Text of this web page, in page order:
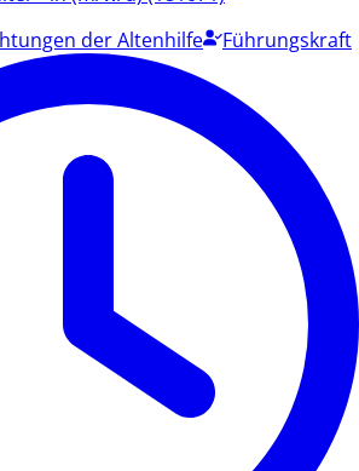
der Altenhilfe Führungskraft